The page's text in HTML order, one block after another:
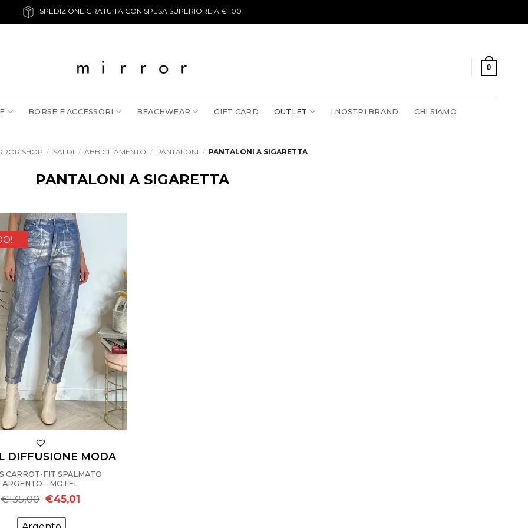
SPEDIZIONE GRATUITA CON SPESA SUPERIORE A € 100
0
BORSE E ACCESSORI BEACHWEAR GIFT CARD OUTLET I NOSTRI BRAND CHI SIAMO
PANTALONI A SIGARETTA
SHOP / SALDI / ABBIGLIAMENTO / PANTALONI / PANTALONI A SIGARETTA
DIFFUSIONE MODA
CARROT-FIT SPALMATO
ARGENTO – MOTEL
€135,00 Il
prezzo
era:
€45,01Il
prezzo